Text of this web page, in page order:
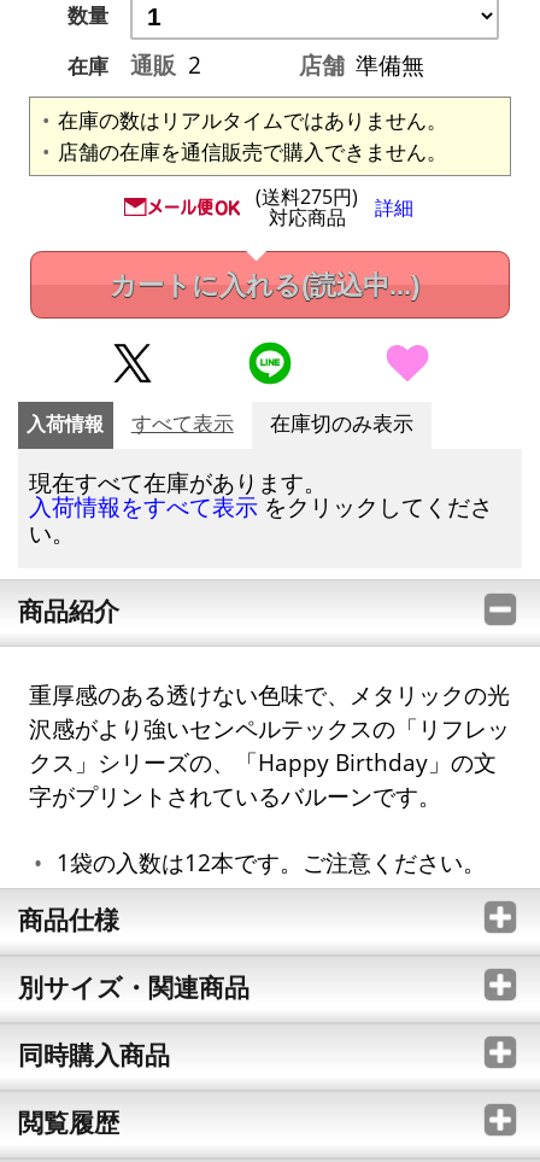
数量
在庫
通販 2 店舗 準備無
在庫の数はリアルタイムではありません。
店舗の在庫を通信販売で購入できません。
(送料275円)
対応商品 詳細
カートに入れる(読込中...)
入荷情報 すべて表示 在庫切のみ表示
現在すべて在庫があります。
入荷情報をすべて表示 をクリックしてくださ
い。
商品紹介
重厚感のある透けない色味で、メタリックの光
沢感がより強いセンペルテックスの「リフレッ
クス」シリーズの、「Happy Birthday」の文
字がプリントされているバルーンです。
1袋の入数は12本です。ご注意ください。
商品仕様
別サイズ・関連商品
同時購入商品
閲覧履歴